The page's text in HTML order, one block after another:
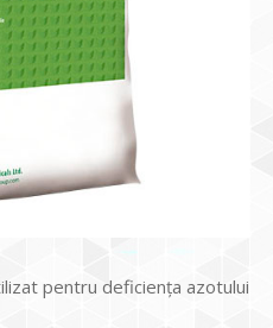
pentru deficiența azotului